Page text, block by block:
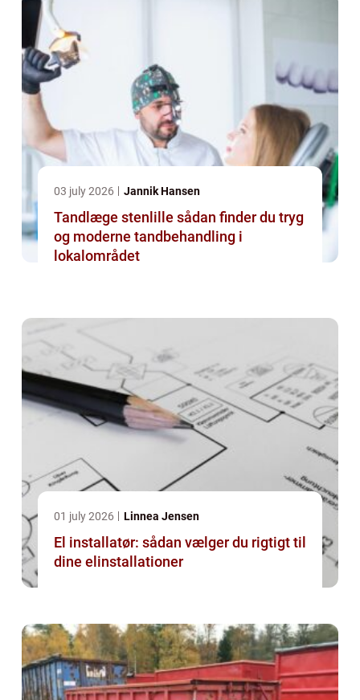
03 july 2026 Jannik Hansen
Tandlæge stenlille sådan finder du tryg
og moderne tandbehandling i
lokalområdet
01 july 2026 Linnea Jensen
El installatør: sådan vælger du rigtigt til
dine elinstallationer